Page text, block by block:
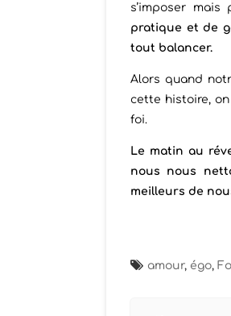
s’imposer
pratique et de
tout balancer.
Alors quand
cette histoire,
foi.
Le matin au
nous nous
meilleurs de
amour, égo,